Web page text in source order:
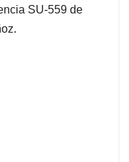
SU-559 de